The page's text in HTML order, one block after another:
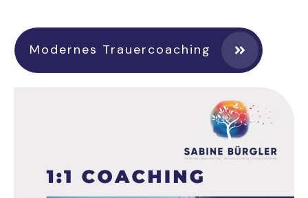
Modernes Trauercoaching